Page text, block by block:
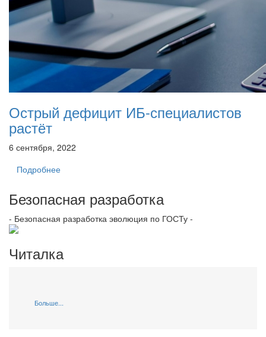
Острый дефицит ИБ-специалистов
растёт
6 сентября, 2022
Подробнее
Безопасная разработка
- Безопасная разработка эволюция по ГОСТу -
Читалка
Больше...